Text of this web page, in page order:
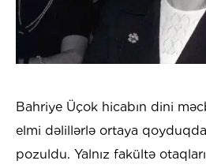
Bahriye Üçok hicabın dini
elmi dəlillərlə ortaya
pozuldu. Yalnız fakültə